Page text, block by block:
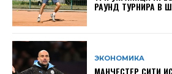
РАУНД ТУРНИРА В
ЭКОНОМИКА
МАНЧЕСТЕР СИТИ